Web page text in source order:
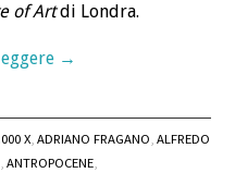
of Artdi Londra.
→
X, ADRIANO FRAGANO, ALFREDO
,ANTROPOCENE,